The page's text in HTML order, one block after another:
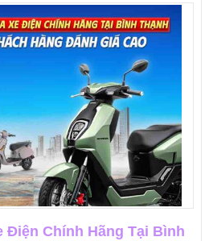
Điện Chính Hãng Tại Bình